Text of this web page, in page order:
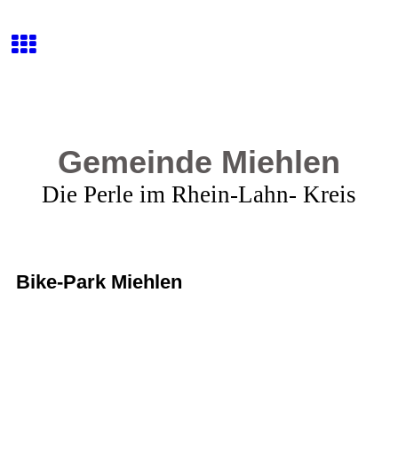
Gemeinde Miehlen
Die Perle im Rhein-Lahn- Kreis
Bike-Park Miehlen